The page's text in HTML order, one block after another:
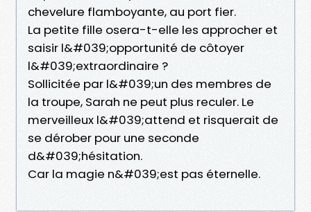
chevelure flamboyante, au port fier.
La petite fille osera-t-elle les approcher et
saisir l&#039;opportunité de côtoyer
l&#039;extraordinaire ?
Sollicitée par l&#039;un des membres de
la troupe, Sarah ne peut plus reculer. Le
merveilleux l&#039;attend et risquerait de
se dérober pour une seconde
d&#039;hésitation.
Car la magie n&#039;est pas éternelle.